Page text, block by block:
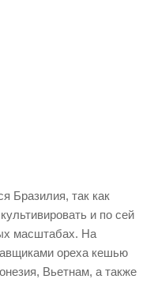
Бразилия, так как
и по сей
масштабах. На
ореха кешью
Вьетнам, а также